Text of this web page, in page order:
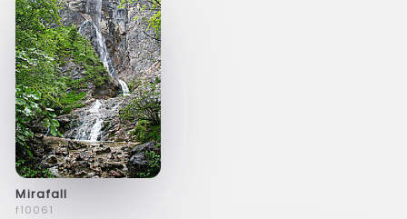
Mirafall
f10061